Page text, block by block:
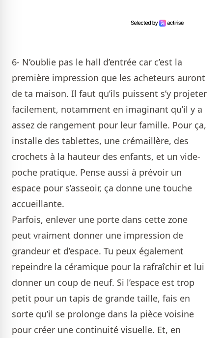
6- N’oublie pas le hall d’entrée car c’est la
première impression que les acheteurs auront
de ta maison. Il faut qu’ils puissent s’y projeter
facilement, notamment en imaginant qu’il y a
assez de rangement pour leur famille. Pour ça,
installe des tablettes, une crémaillère, des
crochets à la hauteur des enfants, et un vide-
poche pratique. Pense aussi à prévoir un
espace pour s’asseoir, ça donne une touche
accueillante.
Parfois, enlever une porte dans cette zone
peut vraiment donner une impression de
grandeur et d’espace. Tu peux également
repeindre la céramique pour la rafraîchir et lui
donner un coup de neuf. Si l’espace est trop
petit pour un tapis de grande taille, fais en
sorte qu’il se prolonge dans la pièce voisine
pour créer une continuité visuelle. Et, en